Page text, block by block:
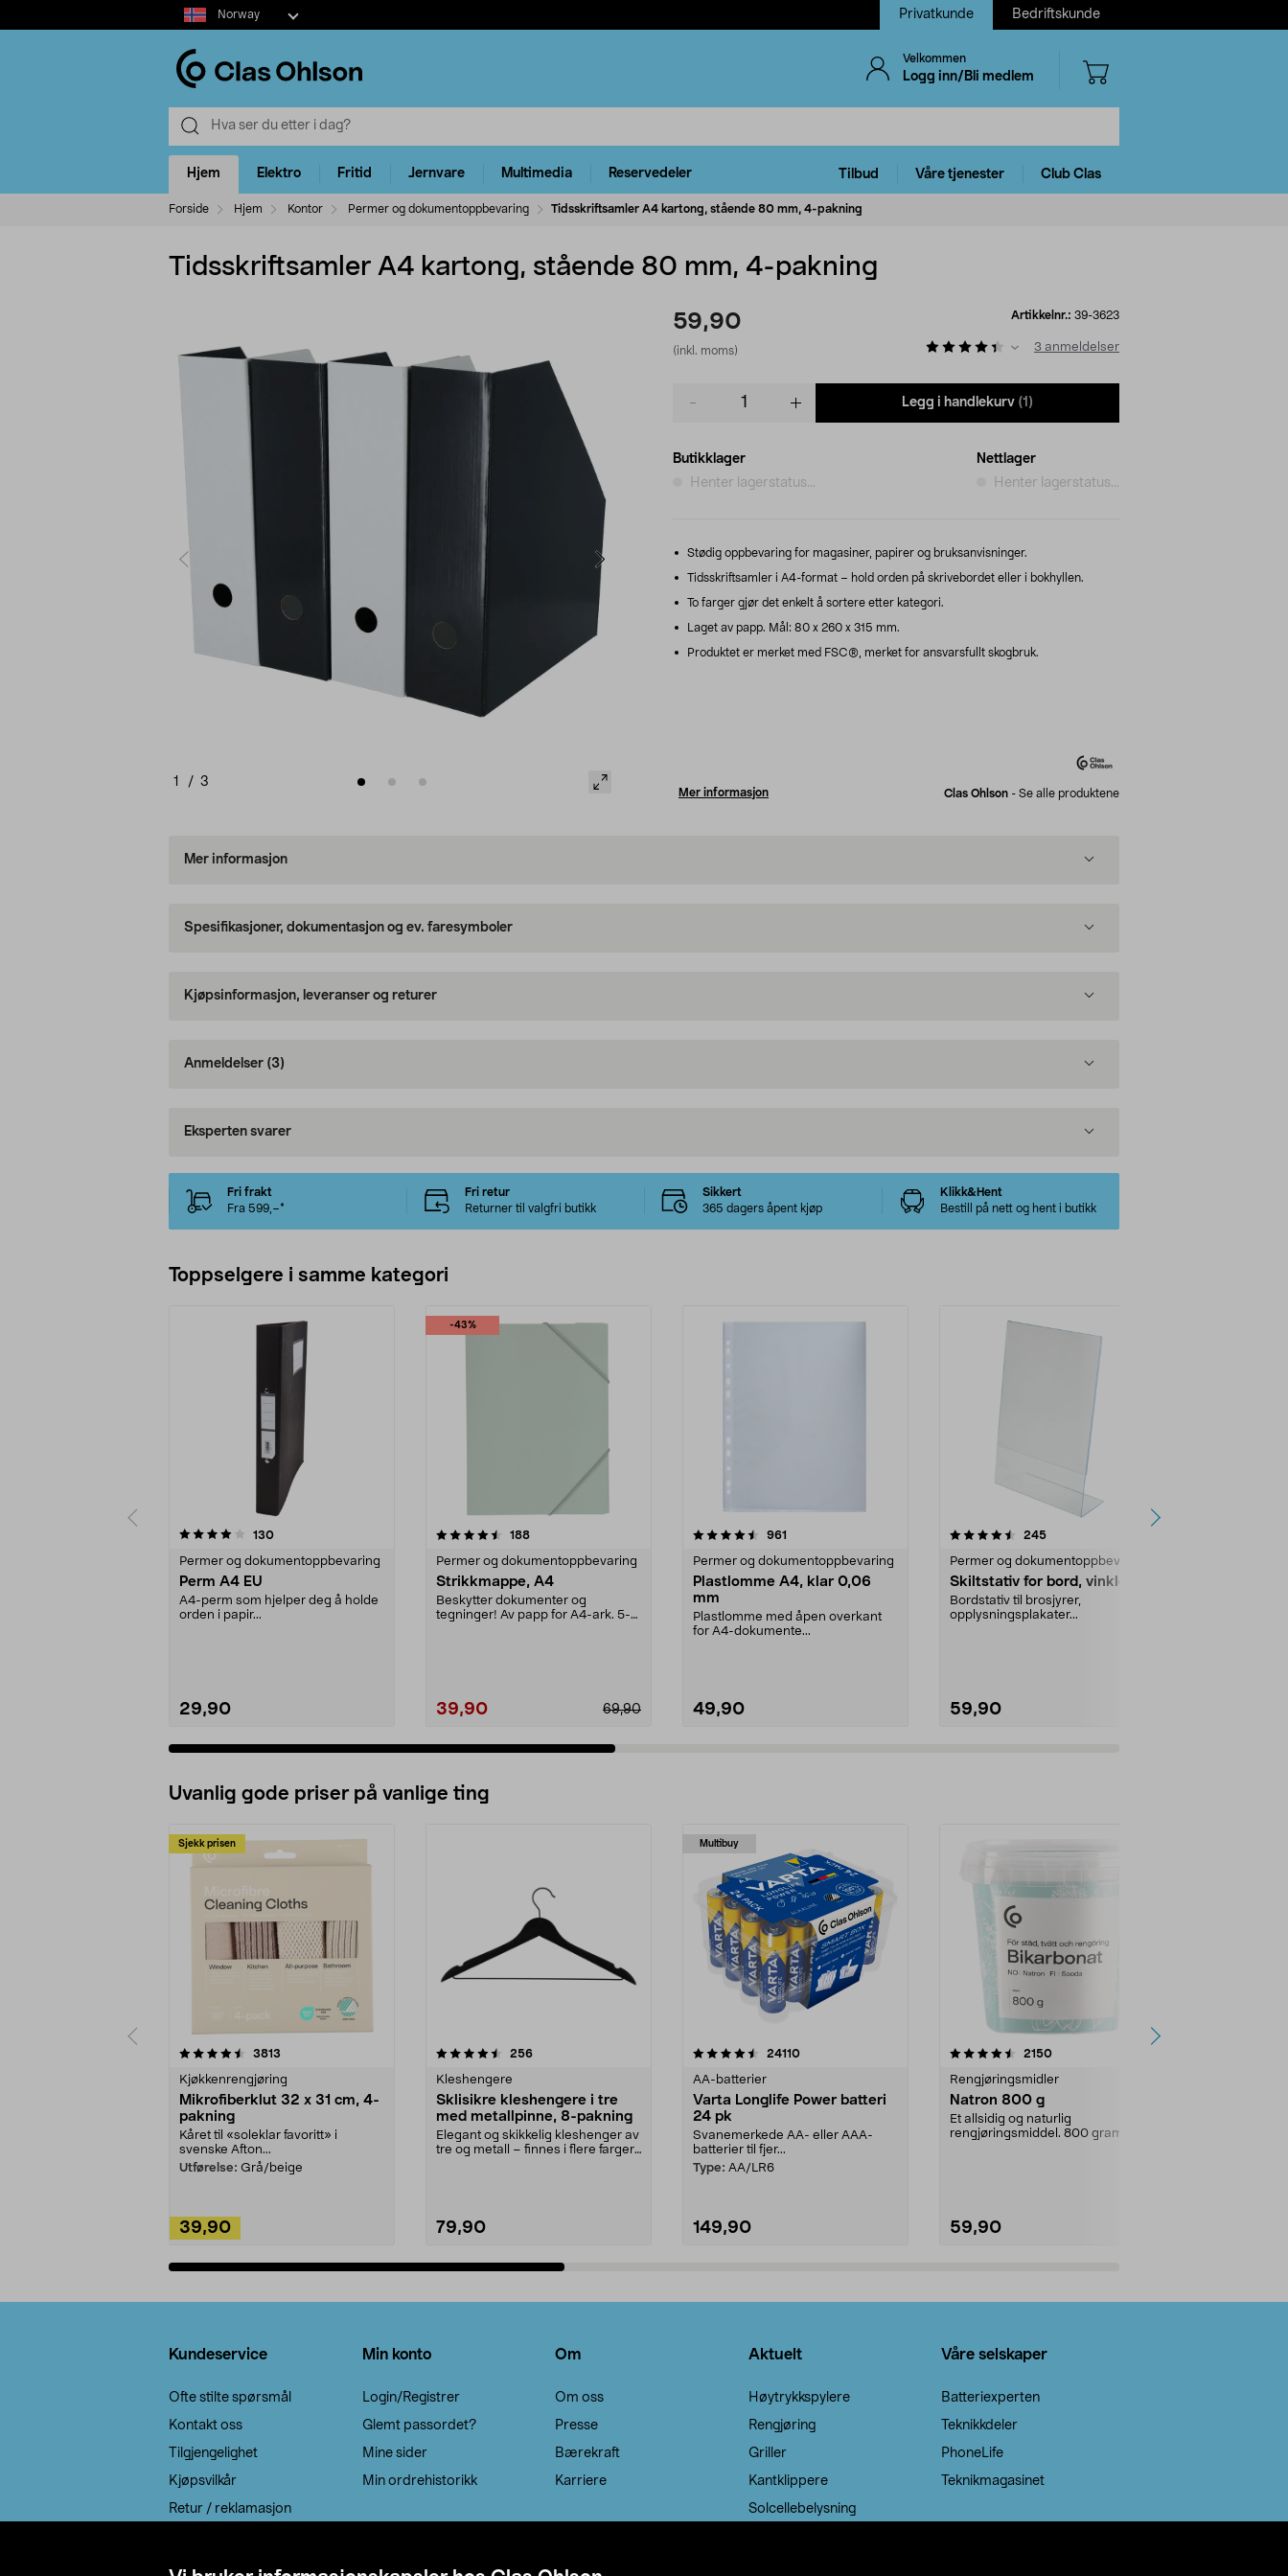
Select
market
Norway Privatkunde Bedriftskunde
Velkommen
Logg inn/Bli medlem
Hjem Elektro Fritid Jernvare Multimedia Reservedeler Tilbud Våre tjenester Club Clas
Forside Hjem Kontor Permer og dokumentoppbevaring Tidsskriftsamler A4 kartong, stående 80 mm, 4-pakning
Tidsskriftsamler A4 kartong, stående 80 mm, 4-pakning
1 / 3
59,90
(inkl. moms)
Artikkelnr.: 39-3623
3 anmeldelser
Legg i handlekurv (1)
Butikklager
Henter lagerstatus...
Nettlager
Henter lagerstatus...
Stødig oppbevaring for magasiner, papirer og bruksanvisninger.
Tidsskriftsamler i A4-format – hold orden på skrivebordet eller i bokhyllen.
To farger gjør det enkelt å sortere etter kategori.
Laget av papp. Mål: 80 x 260 x 315 mm.
Produktet er merket med FSC®, merket for ansvarsfullt skogbruk.
Mer informasjon Clas Ohlson - Se alle produktene
Mer informasjon
Spesifikasjoner, dokumentasjon og ev. faresymboler
Kjøpsinformasjon, leveranser og returer
Anmeldelser (3)
Eksperten svarer
Fri frakt
Fra 599,–*
Fri retur
Returner til valgfri butikk
Sikkert
365 dagers åpent kjøp
Klikk&Hent
Bestill på nett og hent i butikk
Toppselgere i samme kategori
130anmeldelser
Permer og dokumentoppbevaring
Perm A4 EU
A4-perm som hjelper deg å holde
orden i papir...
29,90
-43%
4.5 av 5 stjerner 188anmeldelser
Permer og dokumentoppbevaring
Strikkmappe, A4
Beskytter dokumenter og
tegninger! Av papp for A4-ark. 5-
39,90 69,90
4.5 av 5 stjerner 961
Permer og dokumentoppbevaring
Plastlomme A4, klar 0,06
mm
Plastlomme med åpen overkant
for A4-dokumente...
49,90
4.5 av 5 stjerner 245anmeldelser
Permer og dokumentoppbevaring
Skiltstativ for bord, vinklet
Bordstativ til brosjyrer,
opplysningsplakater...
59,90
4.5 av 5 stjerner
Uvanlig gode priser på vanlige ting
Sjekk prisen
3813
Kjøkkenrengjøring
Mikrofiberklut 32 x 31 cm, 4-
pakning
Kåret til «soleklar favoritt» i
svenske Afton...
Utførelse: Grå/beige
39,90
4.5av 5 stjerner 256anmeldelser
Kleshengere
Sklisikre kleshengere i tre
med metallpinne, 8-pakning
Elegant og skikkelig kleshenger av
tre og metall – finnes i flere farger.
79,90
Multibuy
4.5av 5 stjerner 24110anmeldelser
AA-batterier
Varta Longlife Power batteri
24 pk
Svanemerkede AA- eller AAA-
batterier til fjer...
Type: AA/LR6
149,90
4.5av 5 stjerner 2150anmeldelser
Rengjøringsmidler
Natron 800 g
Et allsidig og naturlig
rengjøringsmiddel. 800 gram
59,90
4.0av 5 stjerner
Kundeservice
Ofte stilte spørsmål
Kontakt oss
Tilgjengelighet
Kjøpsvilkår
Retur / reklamasjon
Min konto
Login/Registrer
Glemt passordet?
Mine sider
Min ordrehistorikk
Om
Om oss
Presse
Bærekraft
Karriere
Aktuelt
Høytrykkspylere
Rengjøring
Griller
Kantklippere
Solcellebelysning
Våre selskaper
Batteriexperten
Teknikkdeler
PhoneLife
Teknikmagasinet